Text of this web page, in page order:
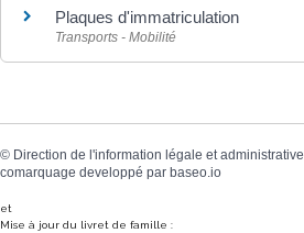
Plaques d'immatriculation
Transports - Mobilité
© Direction de l'information légale et administrative
comarquage developpé par baseo.io
et
Mise à jour du livret de famille :